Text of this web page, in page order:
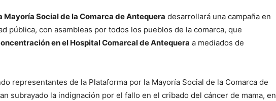
Mayoría Social de la Comarca de Antequera desarrollará una campaña en
pública, con asambleas por todos los pueblos de la comarca, que
en el Hospital Comarcal de Antequera a mediados de
representantes de la Plataforma por la Mayoría Social de la Comarca de
subrayado la indignación por el fallo en el cribado del cáncer de mama, en